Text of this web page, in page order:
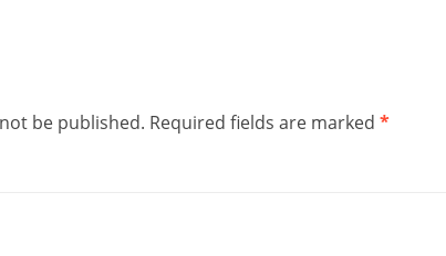
be published. Required fields are marked *